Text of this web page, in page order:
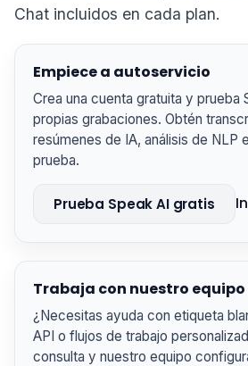
Chat incluidos en cada plan.
Empiece a autoservicio
Crea una cuenta gratuita y prueba
propias grabaciones. Obtén
resúmenes de IA, análisis de NLP
prueba.
Prueba Speak AI gratis
Trabaja con nuestro equipo
¿Necesitas ayuda con etiqueta
API o flujos de trabajo
consulta y nuestro equipo
日
简